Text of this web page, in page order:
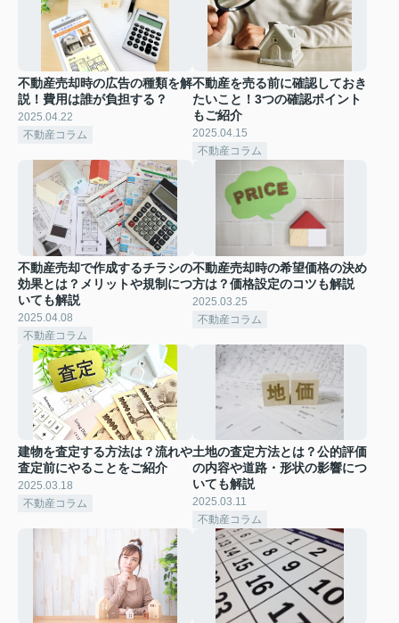
不動産売却時の広告の種類を解
説！費用は誰が負担する？
2025.04.22
不動産コラム
不動産を売る前に確認しておき
たいこと！3つの確認ポイント
もご紹介
2025.04.15
不動産コラム
不動産売却で作成するチラシの
効果とは？メリットや規制につ
いても解説
2025.04.08
不動産コラム
不動産売却時の希望価格の決め
方は？価格設定のコツも解説
2025.03.25
不動産コラム
建物を査定する方法は？流れや
査定前にやることをご紹介
2025.03.18
不動産コラム
土地の査定方法とは？公的評価
の内容や道路・形状の影響につ
いても解説
2025.03.11
不動産コラム